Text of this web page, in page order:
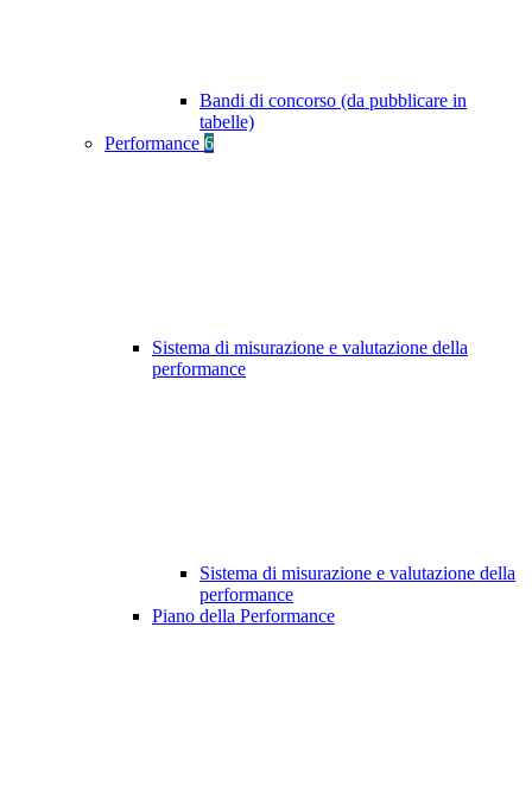
Bandi di concorso (da pubblicare in
tabelle)
Performance 6
Sistema di misurazione e valutazione della
performance
Sistema di misurazione e valutazione della
performance
Piano della Performance